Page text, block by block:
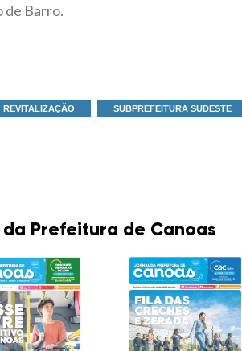
de Barro.
REVITALIZAÇÃO SUBPREFEITURA SUDESTE
Prefeitura de Canoas